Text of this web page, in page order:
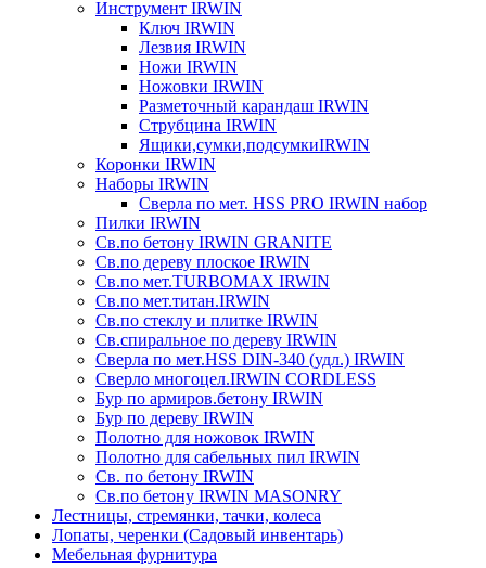
Инструмент IRWIN
Ключ IRWIN
Лезвия IRWIN
Ножи IRWIN
Ножовки IRWIN
Разметочный карандаш IRWIN
Струбцина IRWIN
Ящики,сумки,подсумкиIRWIN
Коронки IRWIN
Наборы IRWIN
Сверла по мет. HSS PRO IRWIN набор
Пилки IRWIN
Св.по бетону IRWIN GRANITE
Св.по дереву плоское IRWIN
Св.по мет.TURBOMAX IRWIN
Св.по мет.титан.IRWIN
Св.по стеклу и плитке IRWIN
Св.спиральное по дереву IRWIN
Сверла по мет.HSS DIN-340 (удл.) IRWIN
Сверло многоцел.IRWIN CORDLESS
Бур по армиров.бетону IRWIN
Бур по дереву IRWIN
Полотно для ножовок IRWIN
Полотно для сабельных пил IRWIN
Св. по бетону IRWIN
Св.по бетону IRWIN MASONRY
Лестницы, стремянки, тачки, колеса
Лопаты, черенки (Садовый инвентарь)
Мебельная фурнитура